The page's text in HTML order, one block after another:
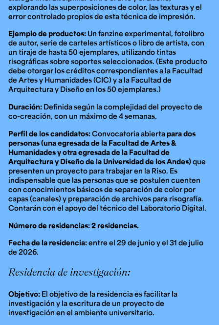
explorando las superposiciones de color, las texturas y el
error controlado propios de esta técnica de impresión.
Ejemplo de productos:Un fanzine experimental, fotolibro
de autor, serie de carteles artísticos o libro de artista, con
un tiraje de hasta 50 ejemplares, utilizando tintas
risográficas sobre soportes seleccionados. (Este producto
debe otorgar los créditos correspondientes a la Facultad
de Artes y Humanidades (CIC) y a la Facultad de
Arquitectura y Diseño en los 50 ejemplares.)
Duración:Definida según la complejidad del proyecto de
co-creación, con un máximo de 4 semanas.
Perfil de los candidatos:Convocatoria abiertapara dos
personas (una egresada de la Facultad de Artes &
Humanidades y otra egresada de la Facultad de
Arquitectura y Diseño de la Universidad de los Andes)que
presenten un proyecto para trabajar en la Riso. Es
indispensable que las personas que se postulen cuenten
con conocimientos básicos de separación de color por
capas (canales) y preparación de archivos para risografía.
Contarán con el apoyo del técnico del Laboratorio Digital.
Número de residencias: 2 residencias.
Fecha de la residencia:entre el 29 de junio y el 31 de julio
de 2026.
Residencia de investigación:
Objetivo:El objetivo de la residencia es facilitar la
investigación y la escritura de un proyecto de
investigación en el ambiente universitario.